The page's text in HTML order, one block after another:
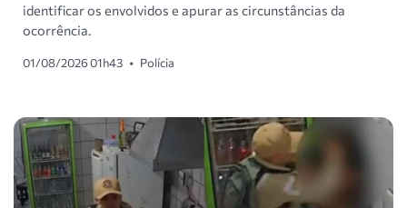
identificar os envolvidos e apurar as circunstâncias da
ocorrência.
01/08/2026 01h43 • Polícia